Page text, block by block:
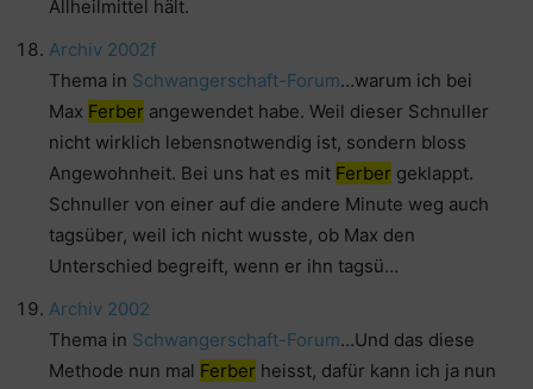
Allheilmittel hält.
Archiv 2002f
Thema in Schwangerschaft-Forum…warum ich bei
Max Ferber angewendet habe. Weil dieser Schnuller
nicht wirklich lebensnotwendig ist, sondern bloss
Angewohnheit. Bei uns hat es mit Ferber geklappt.
Schnuller von einer auf die andere Minute weg auch
tagsüber, weil ich nicht wusste, ob Max den
Unterschied begreift, wenn er ihn tagsü…
Archiv 2002
Thema in Schwangerschaft-Forum…Und das diese
Methode nun mal Ferber heisst, dafür kann ich ja nun